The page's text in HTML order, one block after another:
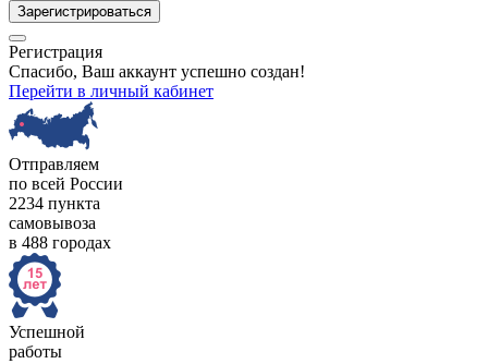
Зарегистрироваться
Регистрация
Спасибо, Ваш аккаунт успешно создан!
Перейти в личный кабинет
Отправляем
по всей России
2234 пункта
самовывоза
в 488 городах
Успешной
работы